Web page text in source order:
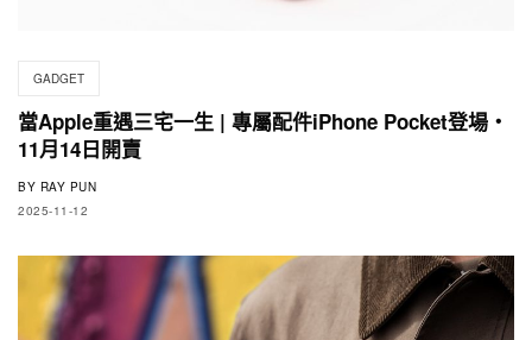
GADGET
當Apple重遇三宅一生 | 專屬配件iPhone Pocket登場・
11月14日開賣
BY RAY PUN
2025-11-12